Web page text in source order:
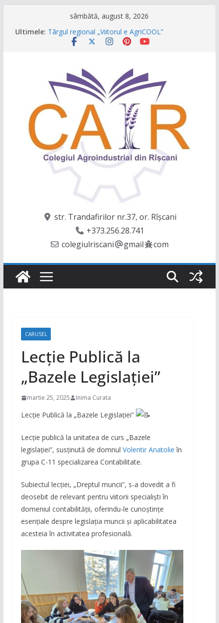
sâmbătă, august 8, 2026
Ultimele: Târgul regional „Viitorul e AgriCOOL”
Un capitol se încheie, iar un viitor plin de
și clipe de neuitat!
CONCURS DE VIDEO SPOTURI „The Coral Reef
of the Prut – destinația ta turistică”
Caravana Profesiilor – Invatamantul Dual în
acțiune!
str. Trandafirilor nr.37, or. Rîşcani
+373.256.28.741
colegiulriscani
gmail com
CARUSEL
Lecție Publică la
„Bazele Legislației”
martie 25, 2025 Inima Curata
Lecție Publică la „Bazele Legislației”
Lecție publică la unitatea de curs „Bazele
legislației”, susținută de domnul Volentir Anatolie în
grupa C-11 specializarea Contabilitate.
Subiectul lecției, „Dreptul muncii”, s-a dovedit a fi
deosebit de relevant pentru viitorii specialiști în
domeniul contabilității, oferindu-le cunoștințe
esențiale despre legislația muncii și aplicabilitatea
acesteia în activitatea profesională.